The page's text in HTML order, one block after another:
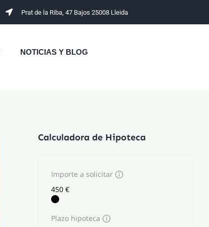
Prat de la Riba, 47 Bajos 25008 Lleida
NOTICIAS Y BLOG
Calculadora de Hipoteca
Importe a solicitar
Plazo hipoteca